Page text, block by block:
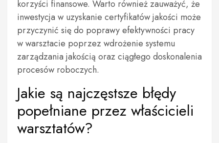
korzyści finansowe. Warto również zauważyć, że
inwestycja w uzyskanie certyfikatów jakości może
przyczynić się do poprawy efektywności pracy
w warsztacie poprzez wdrożenie systemu
zarządzania jakością oraz ciągłego doskonalenia
procesów roboczych.
Jakie są najczęstsze błędy
popełniane przez właścicieli
warsztatów?